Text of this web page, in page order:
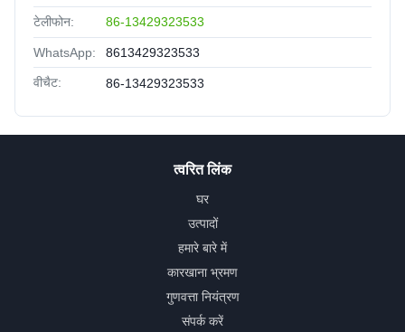
टेलीफोन: 86-13429323533
WhatsApp: 8613429323533
वीचैट: 86-13429323533
त्वरित लिंक
घर
उत्पादों
हमारे बारे में
कारखाना भ्रमण
गुणवत्ता नियंत्रण
संपर्क करें